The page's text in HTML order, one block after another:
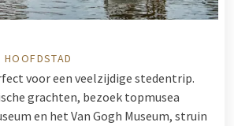
HOOFDSTAD
voor een veelzijdige stedentrip.
grachten, bezoek topmusea
en het Van Gogh Museum, struin